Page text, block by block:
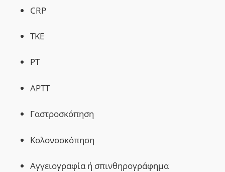
CRP
TKE
PT
APTT
Γαστροσκόπηση
Κολονοσκόπηση
Aγγειογραφία ή σπινθηρογράφημα